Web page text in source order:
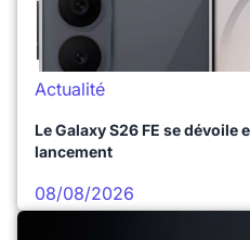
Actualité
Le Galaxy S26 FE se dévoile
lancement
08/08/2026